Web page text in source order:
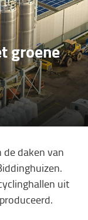
groene
daken van
uit